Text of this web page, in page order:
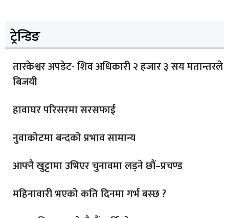
ट्रेन्डिङ
तारकेश्वर अपडेट- शिव अधिकारी २ हजार ३ सय मतान्तरले
बिजयी
हावाघर परिसरमा सरसफाई
नुवाकोटमा बन्दको प्रभाव सामान्य
आफ्नै खुट्टामा उभिएर चुनावमा लड्ने छौं–प्रचण्ड
महिनावारी भएको कति दिनमा गर्भ बस्छ ?